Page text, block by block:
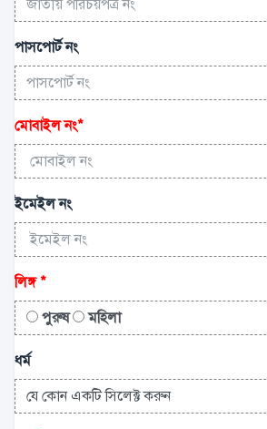
পাসপোর্ট নং
মোবাইল নং*
ইমেইল নং
লিঙ্গ*
পুরুষ
মহিলা
ধর্ম
যে কোন একটি সিলেক্ট করুন